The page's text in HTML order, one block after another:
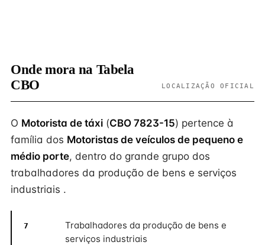
Onde mora na Tabela
CBO
LOCALIZAÇÃO OFICIAL
O Motorista de táxi (CBO 7823-15) pertence à
família dos Motoristas de veículos de pequeno e
médio porte, dentro do grande grupo dos
trabalhadores da produção de bens e serviços
industriais .
7
Trabalhadores da produção de bens e
serviços industriais